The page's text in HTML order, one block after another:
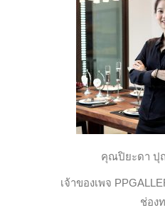
คุณปิยะดา ปุ
เจ้าของเพจ
ช่อง